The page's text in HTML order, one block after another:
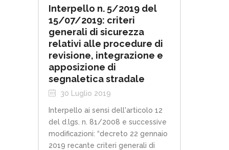
Interpello n. 5/2019 del
15/07/2019: criteri
generali di sicurezza
relativi alle procedure di
revisione, integrazione e
apposizione di
segnaletica stradale
30 Luglio 2019
Interpello ai sensi dell'articolo 12
del d.lgs. n. 81/2008 e successive
modificazioni: “decreto 22 gennaio
2019 recante criteri generali di